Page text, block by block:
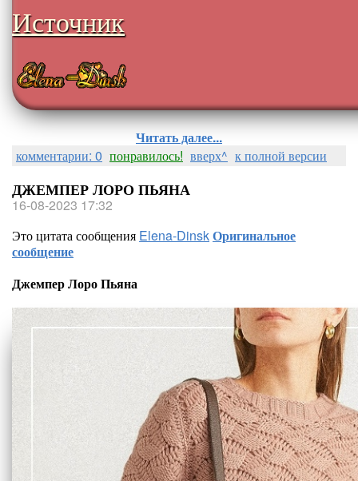
Источник
Читать далее...
комментарии: 0 понравилось! вверх^ к полной версии
ДЖЕМПЕР ЛОРО ПЬЯНА
16-08-2023 17:32
Это цитата сообщения Elena-DinskОригинальное
сообщение
Джемпер Лоро Пьяна